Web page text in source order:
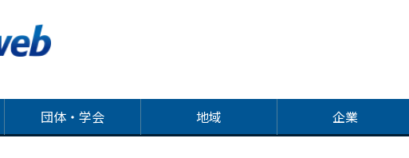
団体・学会 地域 企業